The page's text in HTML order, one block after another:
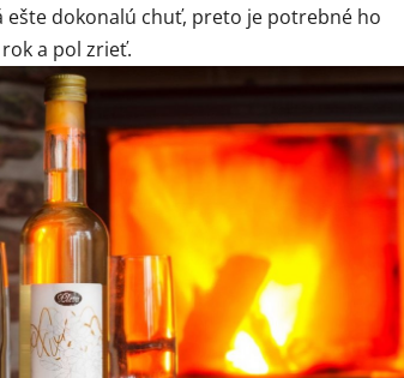
ešte dokonalú chuť, preto je potrebné ho
a pol zrieť.